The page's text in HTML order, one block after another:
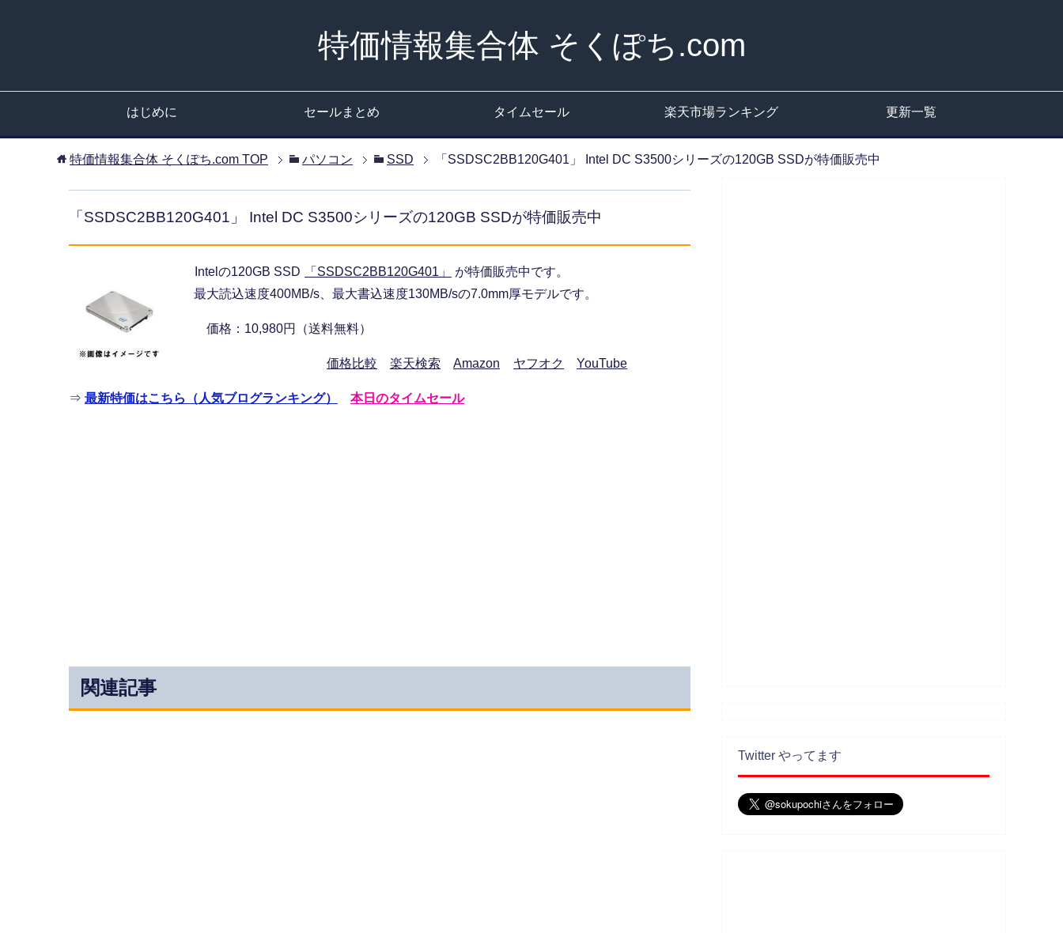
特価情報集合体 そくぽち.com
はじめに セールまとめ タイムセール 楽天市場ランキング 更新一覧
特価情報集合体 そくぽち.com TOP パソコン SSD 「SSDSC2BB120G401」 Intel DC S3500シリーズの120GB SSDが特価販売中
「SSDSC2BB120G401」 Intel DC S3500シリーズの120GB SSDが特価販売中
Intelの120GB SSD 「SSDSC2BB120G401」
が特価販売中です。
最大読込速度400MB/s、最大書込速度130MB/sの7.0mm厚モデルです。
価格：10,980円（送料無料）
価格比較 楽天検索 Amazon ヤフオク YouTube
⇒ 最新特価はこちら（人気ブログランキング） 本日のタイムセール
関連記事
Twitter やってます